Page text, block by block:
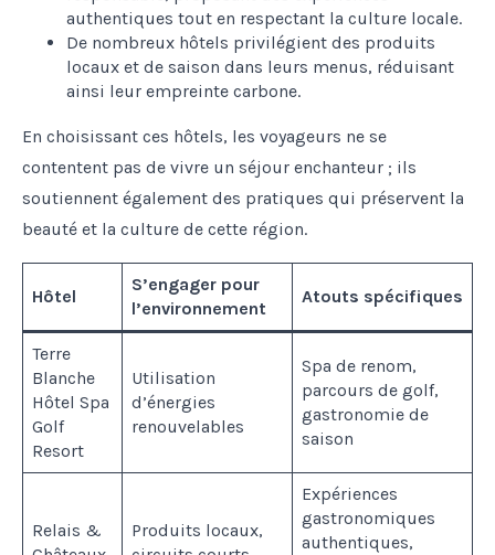
authentiques tout en respectant la culture locale.
De nombreux hôtels privilégient des produits
locaux et de saison dans leurs menus, réduisant
ainsi leur empreinte carbone.
En choisissant ces hôtels, les voyageurs ne se
contentent pas de vivre un séjour enchanteur ; ils
soutiennent également des pratiques qui préservent la
beauté et la culture de cette région.
Hôtel
S’engager pour
l’environnement
Atouts spécifiques
Terre
Blanche
Hôtel Spa
Golf
Resort
Utilisation
d’énergies
renouvelables
Spa de renom,
parcours de golf,
gastronomie de
saison
Relais &
Produits locaux,
Expériences
gastronomiques
authentiques,